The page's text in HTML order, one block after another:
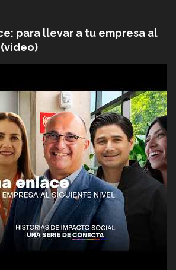
para llevar a tu empresa al